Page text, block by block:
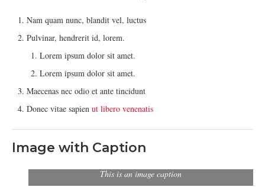
Nam quam nunc, blandit vel, luctus
Pulvinar, hendrerit id, lorem.
Lorem ipsum dolor sit amet.
Lorem ipsum dolor sit amet.
Maecenas nec odio et ante tincidunt
Donec vitae sapien ut libero venenatis
Image with Caption
This is an image caption